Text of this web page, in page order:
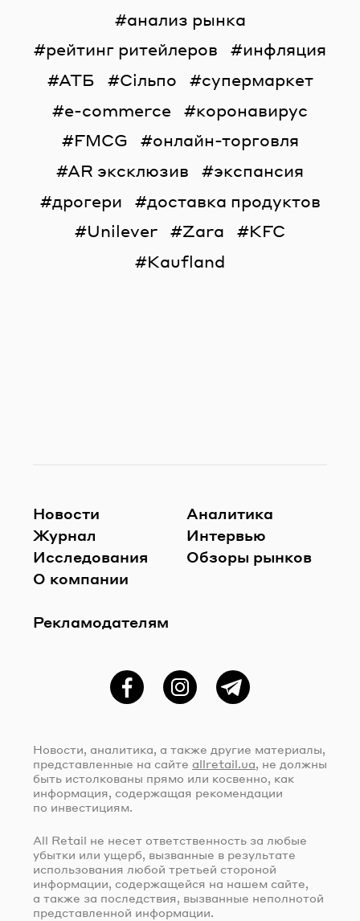
анализ рынка
рейтинг ритейлеров
инфляция
АТБ
Сільпо
супермаркет
e-commerce
коронавирус
FMCG
онлайн-торговля
AR эксклюзив
экспансия
дрогери
доставка продуктов
Unilever
Zara
KFC
Kaufland
Новости
Журнал
Исследования
О компании
Рекламодателям
Аналитика
Интервью
Обзоры рынков
ФейсбукInstagramTelegram
Новости, аналитика, а также другие материалы,
представленные на сайте allretail.ua, не должны
быть истолкованы прямо или косвенно, как
информация, содержащая рекомендации
по инвестициям.
All Retail не несет ответственность за любые
убытки или ущерб, вызванные в результате
использования любой третьей стороной
информации, содержащейся на нашем сайте,
а также за последствия, вызванные неполнотой
представленной информации.